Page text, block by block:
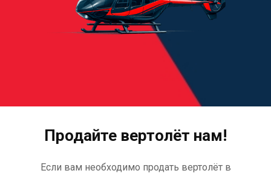
Продайте вертолёт нам!
Если вам необходимо продать вертолёт в